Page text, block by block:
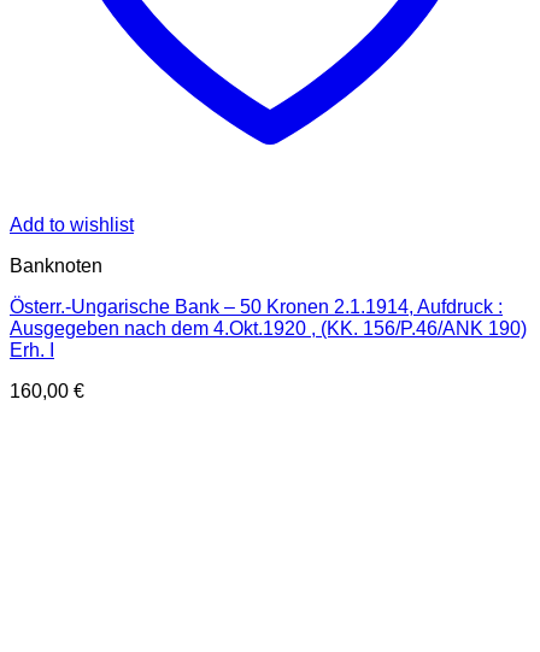
Add to wishlist
Banknoten
Österr.-Ungarische Bank – 50 Kronen 2.1.1914, Aufdruck :
Ausgegeben nach dem 4.Okt.1920 , (KK. 156/P.46/ANK 190)
Erh. I
160,00 €